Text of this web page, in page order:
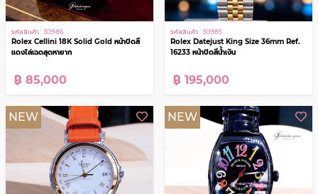
Rolex Cellini 18K Solid Gold หน้าปัดสี
แดงไล่เฉดสุดหายาก
฿ 85,000
รหัสสินค้า : 30985
Rolex Datejust King Size 36mm Ref.
16233 หน้าปัดสีน้ำเงิน
฿ 195,000